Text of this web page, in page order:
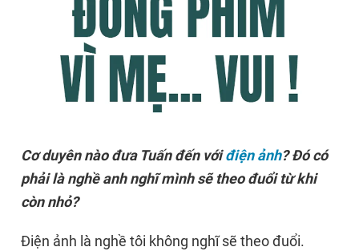
Cơ duyên nào đưa Tuấn đến vớiđiện ảnh? Đó có
phải là nghề anh nghĩ mình sẽ theo đuổi từ khi
còn nhỏ?
Điện ảnh là nghề tôi không nghĩ sẽ theo đuổi.